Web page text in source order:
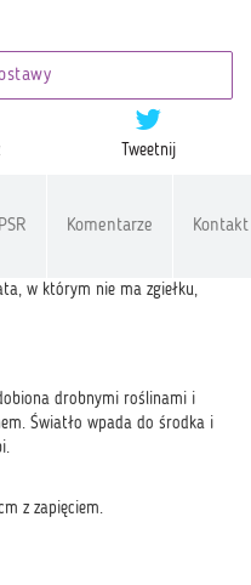
Tweetnij
Komentarze Kontakt
w którym nie ma zgiełku,
drobnymi roślinami i
Światło wpada do środka i
z zapięciem.